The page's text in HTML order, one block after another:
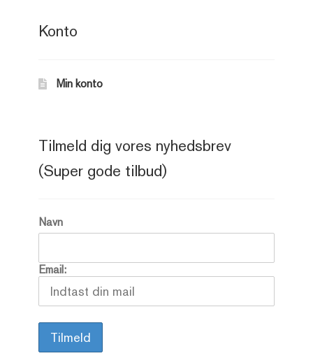
Konto
Min konto
Tilmeld dig vores nyhedsbrev
(Super gode tilbud)
Navn
Email: